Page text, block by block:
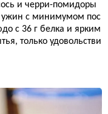
и черри-помидоры
ужин с минимумом пос
с 36 г белка и ярким
только удовольстви